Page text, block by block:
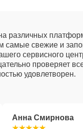
различных
самые свежие и
сервисного
проверяет
удовлетворен.
Анна Смирнова